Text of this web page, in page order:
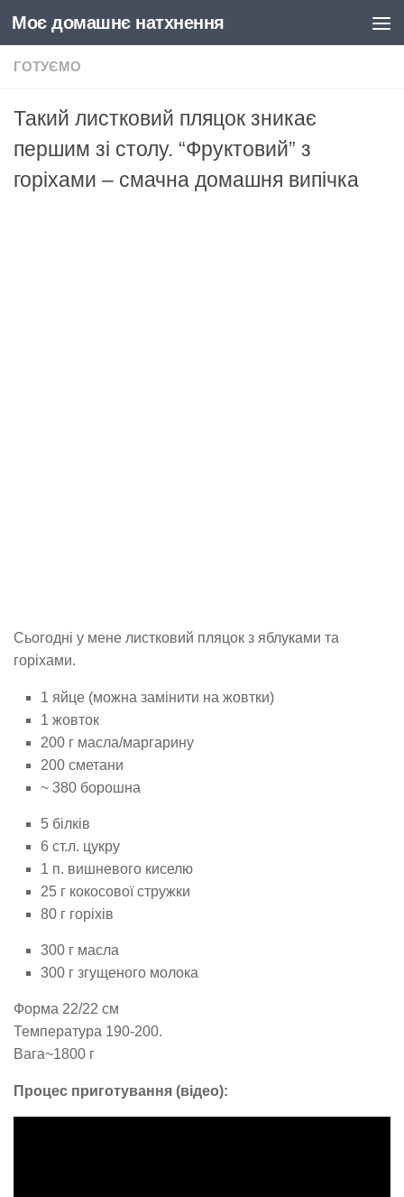
Skip to content
Моє домашнє натхнення
ГОТУЄМО
Такий листковий пляцок зникає
першим зі столу. “Фруктовий” з
горіхами – смачна домашня випічка
Сьогодні у мене листковий пляцок з яблуками та
горіхами.
1 яйце (можна замінити на жовтки)
1 жовток
200 г масла/маргарину
200 сметани
~ 380 борошна
5 білків
6 ст.л. цукру
1 п. вишневого киселю
25 г кокосової стружки
80 г горіхів
300 г масла
300 г згущеного молока
Форма 22/22 см
Температура 190-200.
Вага~1800 г
Процес приготування (відео):